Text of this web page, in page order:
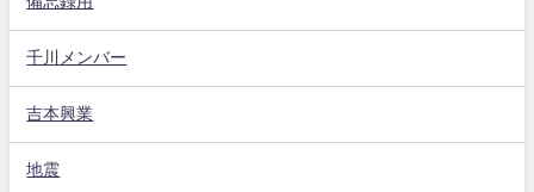
千川メンバー
吉本興業
地震